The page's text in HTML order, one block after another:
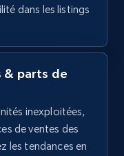
Product
Rating,
Commencer
dans les listings
& parts de
inexploitées,
de ventes des
les tendances en